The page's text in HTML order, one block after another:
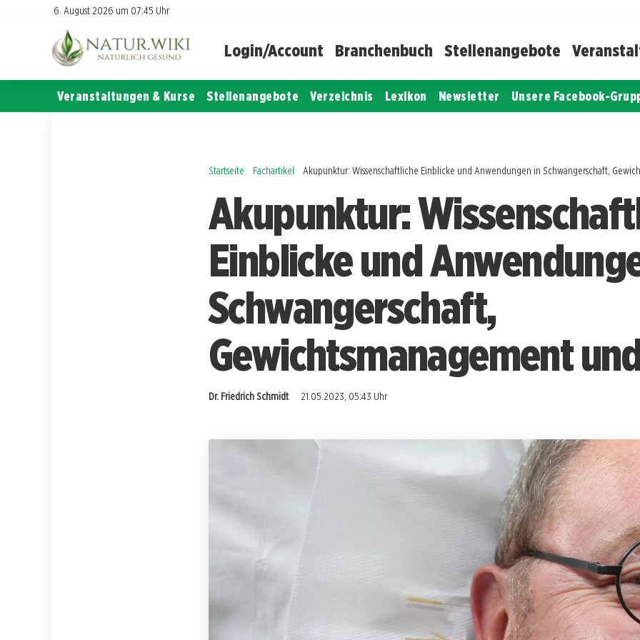
6. August 2026 um 07:45 Uhr
Login/Account Branchenbuch Stellenangebote
Veranstaltungen & Kurse Stellenangebote Verzeichnis Lexikon Newsletter Unsere Facebook-
Startseite Fachartikel Akupunktur: Wissenschaftliche Einblicke und Anwendungen in Schwangerschaft,
Akupunktur:
Einblicke und
Schwangerschaft,
Gewichtsmanagement
Dr. Friedrich Schmidt 21.05.2023, 05:43 Uhr